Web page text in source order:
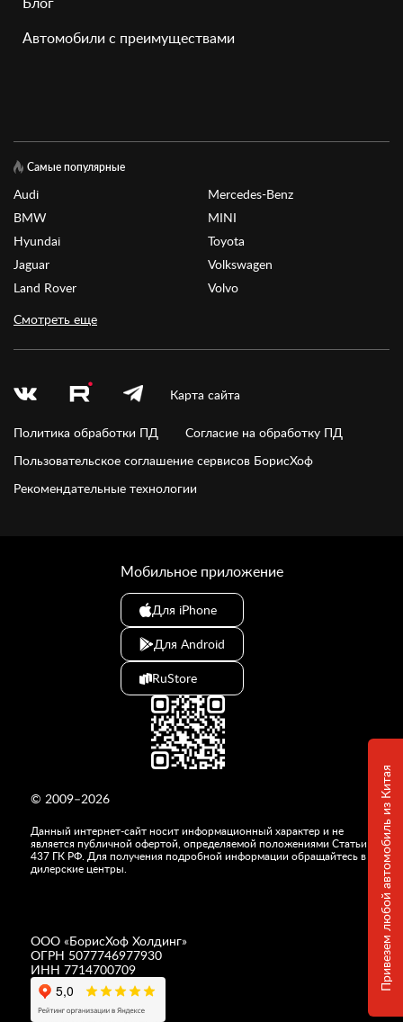
Привезем любой автомобиль из Китая
Автомобили с преимуществами
Самые популярные
Audi
BMW
Hyundai
Jaguar
Land Rover
Mercedes-Benz
MINI
Toyota
Volkswagen
Volvo
Смотреть еще
Карта сайта
Политика обработки ПД
Согласие на обработку ПД
Пользовательское соглашение сервисов БорисХоф
Рекомендательные технологии
© 2009–2026
Данный интернет-сайт носит информационный характер и не
является публичной офертой, определяемой положениями Статьи
437 ГК РФ. Для получения подробной информации обращайтесь в
дилерские центры.
ООО «БорисХоф Холдинг»
ОГРН 5077746977930
ИНН 7714700709
Мобильное приложение
Для iPhone
Для Android
RuStore